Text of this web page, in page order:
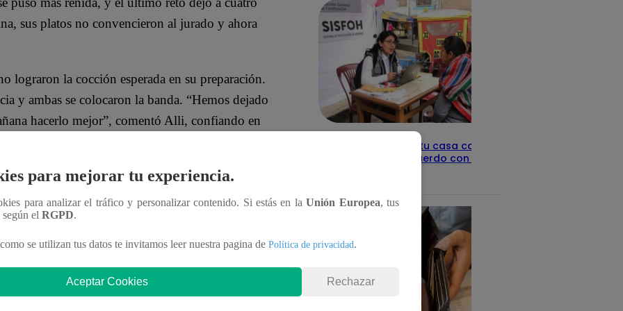
sus platos no convencieron al jurado y ahora
lograron la cocción esperada en su preparación.
y ambas se colocaron la banda. “Hemos dejado
hacerlo mejor”, comentó Alli, confiando en
Mariella Zanetti y su hijo Massi. A pesar de la
con la satisfacción de saber que Luciano
y Leandra, quienes no pudieron evitar la
tensión en sus rostros era evidente al recibir la
Revisa con tu DNI si tu casa califica
como pobre, de acuerdo con el Sisfoh
para mejorar tu experiencia.
para analizar el tráfico y personalizar contenido. Si estás en laUnión Europea, tus
según el RGPD.
se utilizan tus datos te invitamos leer nuestra pagina de Política de privacidad.
Aceptar Cookies Rechazar